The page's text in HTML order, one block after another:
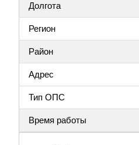
Долгота
Регион
Район
Адрес
Тип ОПС
Время работы